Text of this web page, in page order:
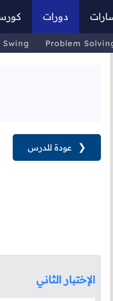
دورات
Swing Problem
❮ عودة للدرس
الإختبار الثاني